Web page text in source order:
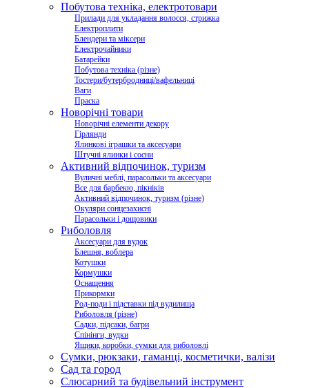
Побутова техніка, електротовари
Прилади для укладання волосся, стрижка
Електроплити
Блендери та міксери
Електрочайники
Батарейки
Побутова техніка (різне)
Тостери/бутербродниці/вафельниці
Ваги
Праска
Новорічні товари
Новорічні елементи декору
Гірлянди
Ялинкові іграшки та аксесуари
Штучні ялинки і сосни
Активний відпочинок, туризм
Вуличні меблі, парасольки та аксесуари
Все для барбекю, пікніків
Активний відпочинок, туризм (різне)
Окуляри сонцезахисні
Парасольки і дощовики
Риболовля
Аксесуари для вудок
Блешня, воблера
Котушки
Кормушки
Оснащення
Прикормки
Род-поди і підставки під вудилища
Риболовля (різне)
Садки, підсаки, багри
Спінінги, вудки
Ящики, коробки, сумки для риболовлі
Сумки, рюкзаки, гаманці, косметички, валізи
Сад та город
Слюсарний та будівельний інструмент